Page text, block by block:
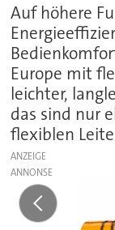
Auf höhere
Europe mit
leichter,
das sind nur
flexiblen
ANZEIGE